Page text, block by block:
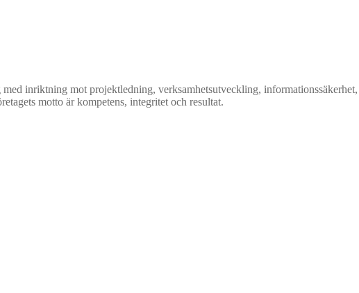
inriktning mot projektledning, verksamhetsutveckling,
motto är kompetens, integritet och resultat.